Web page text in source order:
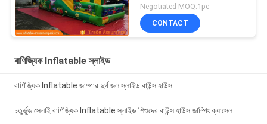
Negotiated MOQ:1pc
CONTACT
বাণিজ্যিক Inflatable স্লাইড
বাণিজ্যিক Inflatable জাম্পার দুর্গ জল স্লাইড বাউন্স হাউস
চতুর্ভুজ সেলাই বাণিজ্যিক Inflatable স্লাইড শিশুদের বাউন্স হাউস জাম্পিং ক্যাসেল